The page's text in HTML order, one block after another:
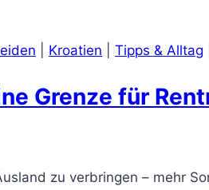
Kroatien Tipps & Alltag
Grenze für
zu verbringen – mehr